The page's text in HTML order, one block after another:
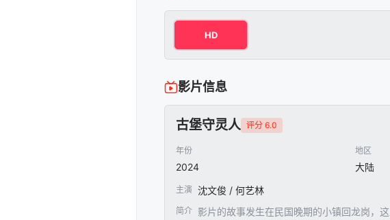
HD
影片信息
古堡守灵人 评分 6.0
年份
2024
地区
大陆
主演 沈文俊 / 何艺林
简介 影片的故事发生在民国晚期的小镇回龙岗，